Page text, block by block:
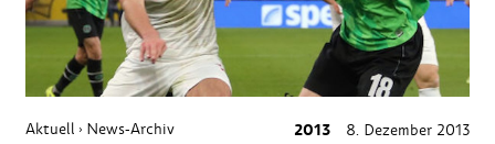
Aktuell › News-Archiv 2013 8. Dezember 2013